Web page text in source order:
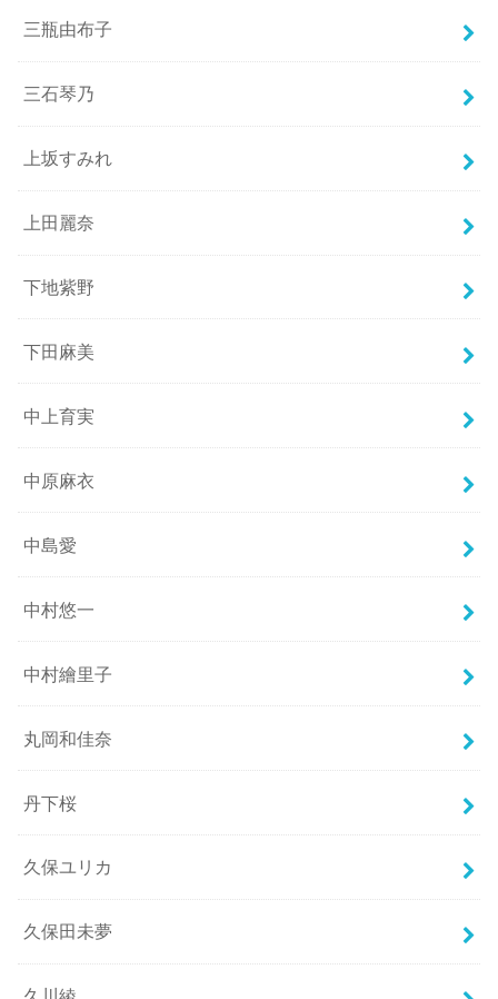
三瓶由布子
三石琴乃
上坂すみれ
上田麗奈
下地紫野
下田麻美
中上育実
中原麻衣
中島愛
中村悠一
中村繪里子
丸岡和佳奈
丹下桜
久保ユリカ
久保田未夢